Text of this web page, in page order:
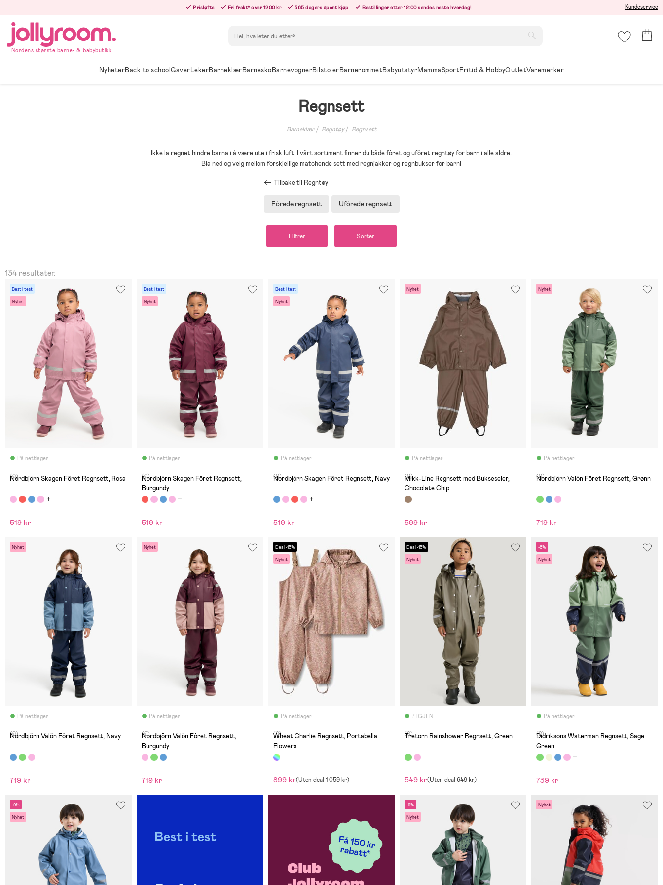
innehållet
Prisløfte Fri frakt* over 1200 kr 365 dagers åpent kjøp Bestillinger etter 12:00 sendes neste hverdag! Kundeservice
Nordens største barne- & babybutikk
NyheterBack to schoolGaverLekerBarneklærBarneskoBarnevognerBilstolerBarnerommetBabyutstyrMammaSportFritid & HobbyOutletVaremerker
Regnsett
Barneklær Regntøy Regnsett
Ikke la regnet hindre barna i å være ute i frisk luft. I vårt sortiment finner du både fôret og ufôret regntøy for barn i alle aldre.
Bla ned og velg mellom forskjellige matchende sett med regnjakker og regnbukser for barn!
Tilbake til Regntøy
Fôrede regnsett Ufôrede regnsett
Filtrer Sorter
134 resultater.
Best i test
Nyhet
På nettlager
(0)
Nordbjörn Skagen Fôret Regnsett, Rosa
519 kr
Best i test
Nyhet
På nettlager
(0)
Nordbjörn Skagen Fôret Regnsett,
Burgundy
519 kr
Best i test
Nyhet
På nettlager
(0)
Nordbjörn Skagen Fôret Regnsett, Navy
519 kr
Nyhet
På nettlager
(0)
Mikk-Line Regnsett med Bukseseler,
Chocolate Chip
599 kr
Nyhet
På nettlager
(0)
Nordbjörn Valön Fôret Regnsett, Grønn
719 kr
Nyhet
På nettlager
(0)
Nordbjörn Valön Fôret Regnsett, Navy
719 kr
Nyhet
På nettlager
(0)
Nordbjörn Valön Fôret Regnsett,
Burgundy
719 kr
Deal -15%
Nyhet
På nettlager
(0)
Wheat Charlie Regnsett, Portabella
Flowers
899 kr(Uten deal 1 059 kr)
Deal -15%
Nyhet
7 IGJEN
(0)
Tretorn Rainshower Regnsett, Green
549 kr(Uten deal 649 kr)
-8%
Nyhet
På nettlager
(2)
Didriksons Waterman Regnsett, Sage
Green
739 kr
-9%
Nyhet
-9%
Nyhet
Nyhet